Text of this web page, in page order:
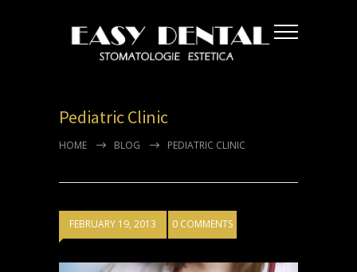
Pediatric Clinic
HOME BLOG PEDIATRIC CLINIC
FEBRUARY 19, 2013 0 COMMENTS